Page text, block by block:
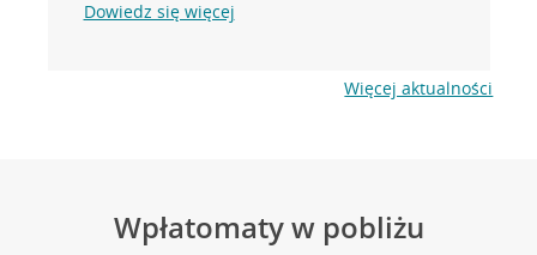
Dowiedz się więcej
Więcej aktualności
Wpłatomaty w pobliżu